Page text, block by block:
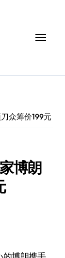
众筹价199元
博朗